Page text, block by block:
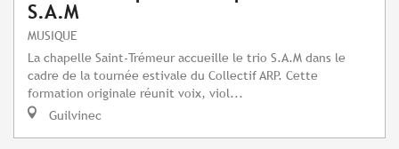
S.A.M
MUSIQUE
La chapelle Saint-Trémeur accueille le trio S.A.M dans le
cadre de la tournée estivale du Collectif ARP. Cette
formation originale réunit voix, viol...
Guilvinec